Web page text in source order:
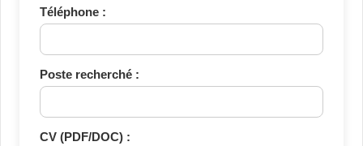
Téléphone :
Poste recherché :
CV (PDF/DOC) :